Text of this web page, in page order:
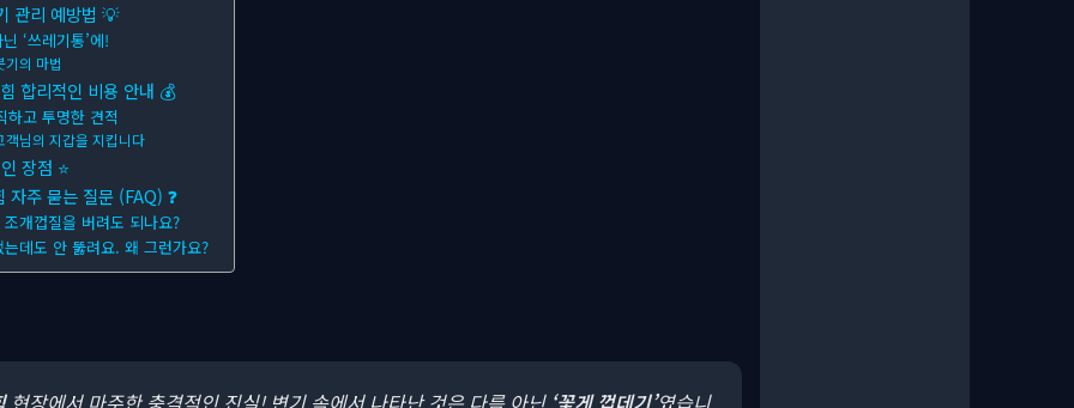
관리 예방법 💡
‘쓰레기통’에!
기의 마법
합리적인 비용 안내 💰
하고 투명한 견적
객님의 지갑을 지킵니다
장점 ⭐
자주 묻는 질문 (FAQ) ❓
개껍질을 버려도 되나요?
데도 안 뚫려요. 왜 그런가요?
현장에서 마주한 충격적인 진실! 변기 속에서 나타난 것은 다름 아닌 ‘꽃게 껍데기’였습니